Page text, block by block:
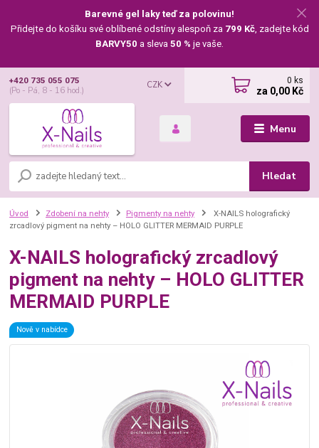
Barevné gel laky teď za polovinu!
Přidejte do košíku své oblíbené odstíny alespoň za 799 Kč, zadejte kód
BARVY50 a sleva 50 % je vaše.
Menu
CZK
Hledat
+420 735 055 075
(Po - Pá, 8 - 16 hod.)
0 ks
za 0,00 Kč
Úvod Zdobení na nehty Pigmenty na nehty
X-NAILS holografický
zrcadlový pigment na nehty – HOLO GLITTER MERMAID PURPLE
X-NAILS holografický zrcadlový
pigment na nehty – HOLO GLITTER
MERMAID PURPLE
Nově v nabídce